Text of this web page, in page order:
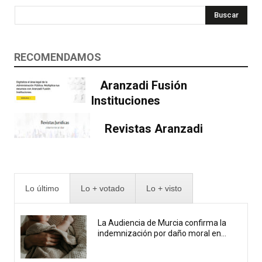
Buscar
RECOMENDAMOS
Aranzadi Fusión
Instituciones
Revistas Aranzadi
Lo último Lo + votado Lo + visto
La Audiencia de Murcia confirma la
indemnización por daño moral en...